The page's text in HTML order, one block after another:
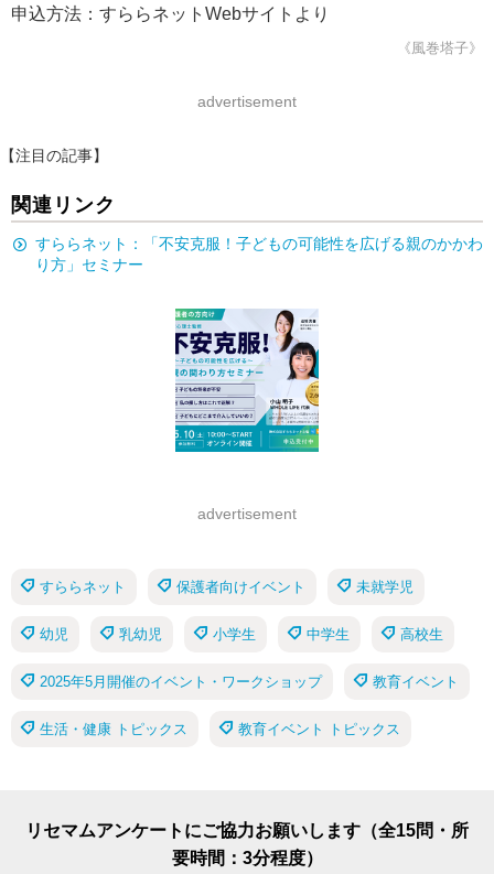
申込方法：すららネットWebサイトより
《風巻塔子》
advertisement
【注目の記事】
関連リンク
すららネット：「不安克服！子どもの可能性を広げる親のかかわ
り方」セミナー
advertisement
すららネット 保護者向けイベント 未就学児
幼児 乳幼児 小学生 中学生 高校生
2025年5月開催のイベント・ワークショップ 教育イベント
生活・健康 トピックス 教育イベント トピックス
リセマムアンケートにご協力お願いします（全15問・所
要時間：3分程度）